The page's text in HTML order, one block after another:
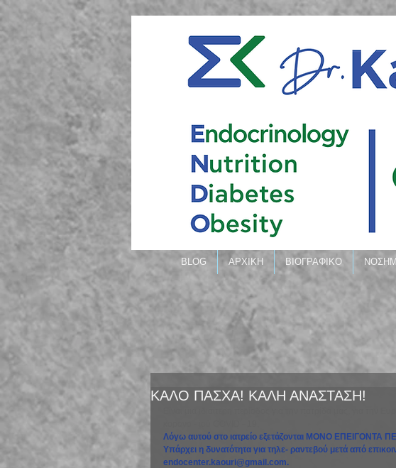
BLOG ΑΡΧΙΚΗ ΒΙΟΓΡΑΦΙΚΟ
ΚΑΛΟ ΠΑΣΧΑ! ΚΑΛΗ ΑΝΑΣΤΑΣΗ!
Λόγω αυτού στο ιατρείο εξετάζονται ΜΟΝΟ ΕΠΕΙΓΟΝΤΑ
Υπάρχει η δυνατότητα για τηλε- ραντεβού μετά από
endocenter.kaouri@gmail.com.